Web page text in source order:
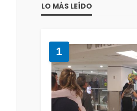
LO MÁS LEÍDO
1